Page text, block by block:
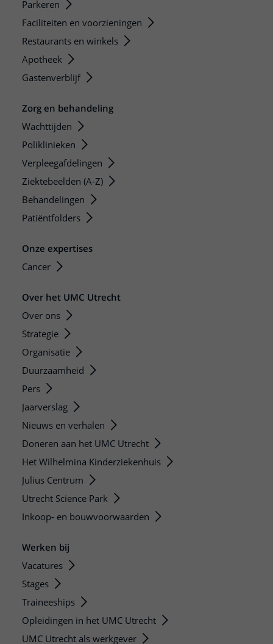
Parkeren
Faciliteiten en voorzieningen
Restaurants en winkels
Apotheek
Gastenverblijf
Zorg en behandeling
Wachttijden
Poliklinieken
Verpleegafdelingen
Ziektebeelden (A-Z)
Behandelingen
Patiëntfolders
Onze expertises
Cancer
Over het UMC Utrecht
Over ons
Strategie
Organisatie
Duurzaamheid
Pers
Jaarverslag
Nieuws en verhalen
Doneren aan het UMC Utrecht
Het Wilhelmina Kinderziekenhuis
Julius Centrum
Utrecht Science Park
Inkoop- en bouwvoorwaarden
Werken bij
Vacatures
Stages
Traineeships
Opleidingen in het UMC Utrecht
UMC Utrecht als werkgever